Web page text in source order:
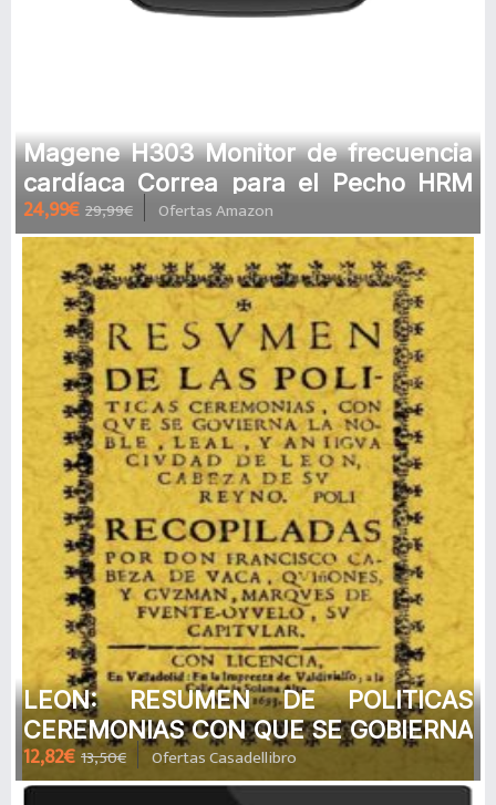
Magene H303 Monitor de frecuencia
cardíaca Correa para el Pecho HRM
Fitness Tracker IP67 Soporte Im
24,99€ 29,99€ Ofertas Amazon
LEON: RESUMEN DE POLITICAS
CEREMONIAS CON QUE SE GOBIERNA
LA CIUD AD (ED. FACSIMIL) de
FRANCISCO CAB
12,82€ 13,50€ Ofertas Casadellibro